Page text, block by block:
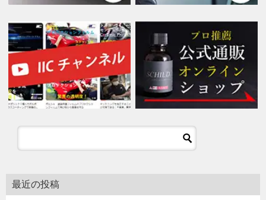
最近の投稿